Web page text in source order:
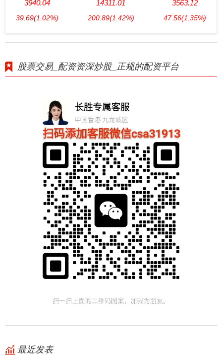
3940.04
39.69(1.02%)
14311.01
200.89(1.42%)
3563.12
47.56(1.35%)
股票交易_配资资深炒股_正规的配资平台
最近发表